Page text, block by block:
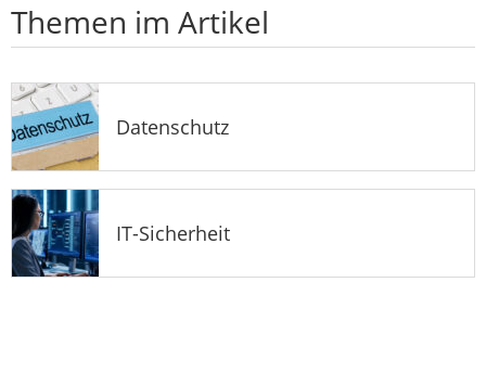
Themen im Artikel
Datenschutz
IT-Sicherheit